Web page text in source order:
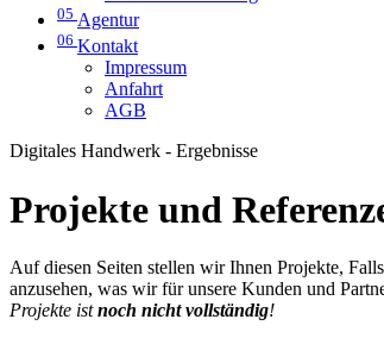
05 Agentur
06 Kontakt
Impressum
Anfahrt
AGB
Digitales Handwerk - Ergebnisse
Projekte und
Auf diesen Seiten stellen wir Ihnen Projekte,
anzusehen, was wir für unsere Kunden und
Projekte istnoch nicht vollständig!